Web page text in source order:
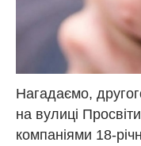
Нагадаємо,
на вулиці
компаніями 18-